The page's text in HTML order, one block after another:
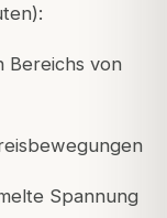
Bereichs von
Spannung